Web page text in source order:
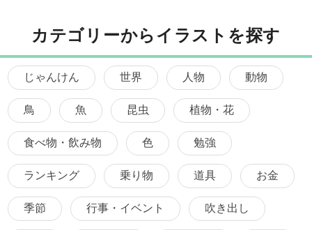
カテゴリーからイラストを探す
じゃんけん 世界 人物 動物
鳥 魚 昆虫 植物・花
食べ物・飲み物 色 勉強
ランキング 乗り物 道具 お金
季節 行事・イベント 吹き出し